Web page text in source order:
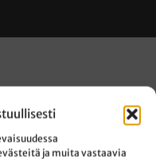
ja muita vastaavia
saunat ja